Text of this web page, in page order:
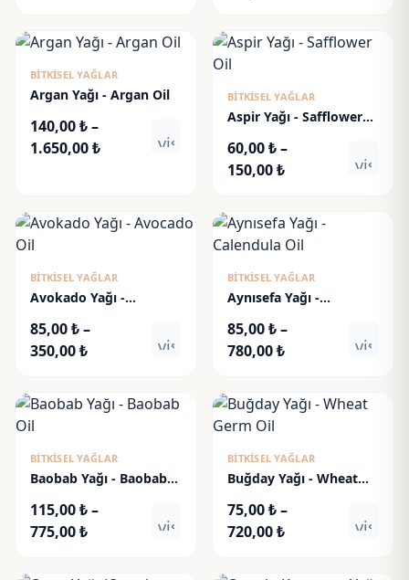
575,00 ₺
60,00 ₺
-
BITKISEL YAĞLAR
Argan Yağı - Argan Oil
140,00₺–
1.650,00₺Fiyat
-
1.650,00 ₺
visibility
BITKISEL YAĞLAR
Aspir Yağı - Safflower
60,00₺–
150,00₺Fiyat
60,00 ₺
-
150,00 ₺
BITKISEL YAĞLAR
Avokado Yağı -
85,00₺–
350,00₺Fiyat
85,00 ₺
-
visibility
BITKISEL YAĞLAR
Aynısefa Yağı -
85,00₺–
780,00₺Fiyat
85,00 ₺
-
BITKISEL YAĞLAR
Baobab Yağı - Baobab
115,00₺–
775,00₺Fiyat
115,00 ₺
visibility
BITKISEL YAĞLAR
Buğday Yağı - Wheat
75,00₺–
720,00₺Fiyat
75,00 ₺